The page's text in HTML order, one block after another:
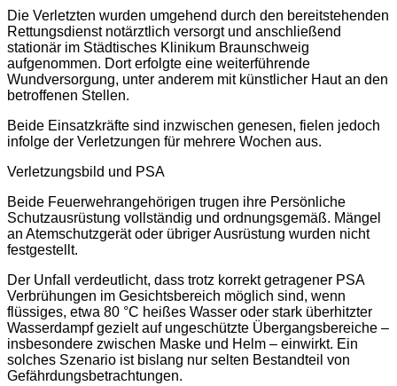
Die Verletzten wurden umgehend durch den bereitstehenden
Rettungsdienst notärztlich versorgt und anschließend
stationär im Städtisches Klinikum Braunschweig
aufgenommen. Dort erfolgte eine weiterführende
Wundversorgung, unter anderem mit künstlicher Haut an den
betroffenen Stellen.
Beide Einsatzkräfte sind inzwischen genesen, fielen jedoch
infolge der Verletzungen für mehrere Wochen aus.
Verletzungsbild und PSA
Beide Feuerwehrangehörigen trugen ihre Persönliche
Schutzausrüstung vollständig und ordnungsgemäß. Mängel
an Atemschutzgerät oder übriger Ausrüstung wurden nicht
festgestellt.
Der Unfall verdeutlicht, dass trotz korrekt getragener PSA
Verbrühungen im Gesichtsbereich möglich sind, wenn
flüssiges, etwa 80 °C heißes Wasser oder stark überhitzter
Wasserdampf gezielt auf ungeschützte Übergangsbereiche –
insbesondere zwischen Maske und Helm – einwirkt. Ein
solches Szenario ist bislang nur selten Bestandteil von
Gefährdungsbetrachtungen.